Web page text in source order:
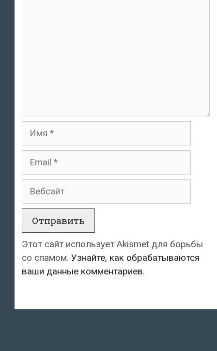
Имя
Email
Вебсайт
Этот сайт использует Akismet для борьбы
со спамом. Узнайте, как обрабатываются
ваши данные комментариев.